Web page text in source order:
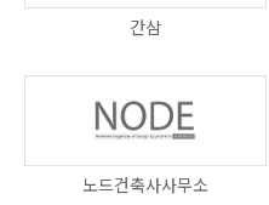
간삼
노드건축사사무소